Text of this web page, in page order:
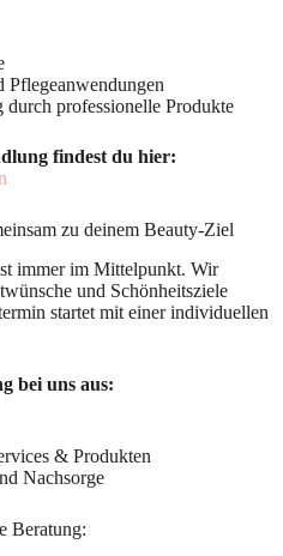
Pflegeanwendungen
durch professionelle Produkte
findest du hier:
zu deinem Beauty-Ziel
immer im Mittelpunkt. Wir
und Schönheitsziele
startet mit einer individuellen
bei uns aus:
& Produkten
Nachsorge
Beratung: